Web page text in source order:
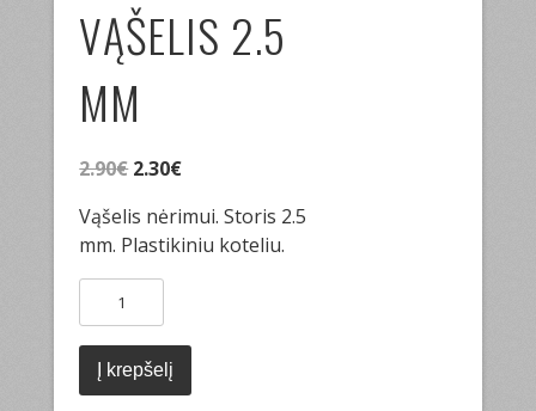
VĄŠELIS 2.5
MM
2.90€ Original
was:
2.90€.
2.30€Current
is:
2.30€.
Vąšelis nėrimui. Storis 2.5
mm. Plastikiniu koteliu.
produkto
kiekis:
Vąšelis
2.5
mm
Į krepšelį